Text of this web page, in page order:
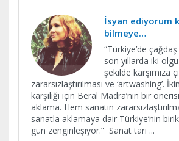
İsyan ediyorum
bilmeye…
“Türkiye’de
son yıllarda iki
şekilde karşımıza
zararsızlaştırılması ve ‘artwashing’.
karşılığı için Beral Madra’nın bir
aklama. Hem sanatın
sanatla aklamaya dair Türkiye’nin
gün zenginleşiyor.” Sanat tari ...